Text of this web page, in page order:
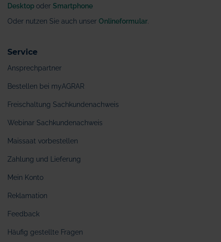
Desktop oder Smartphone
Oder nutzen Sie auch unser Onlineformular
Service
Ansprechpartner
Bestellen bei myAGRAR
Freischaltung Sachkundenachweis
Webinar Sachkundenachweis
Maissaat vorbestellen
Zahlung und Lieferung
Mein Konto
Reklamation
Feedback
Häufig gestellte Fragen